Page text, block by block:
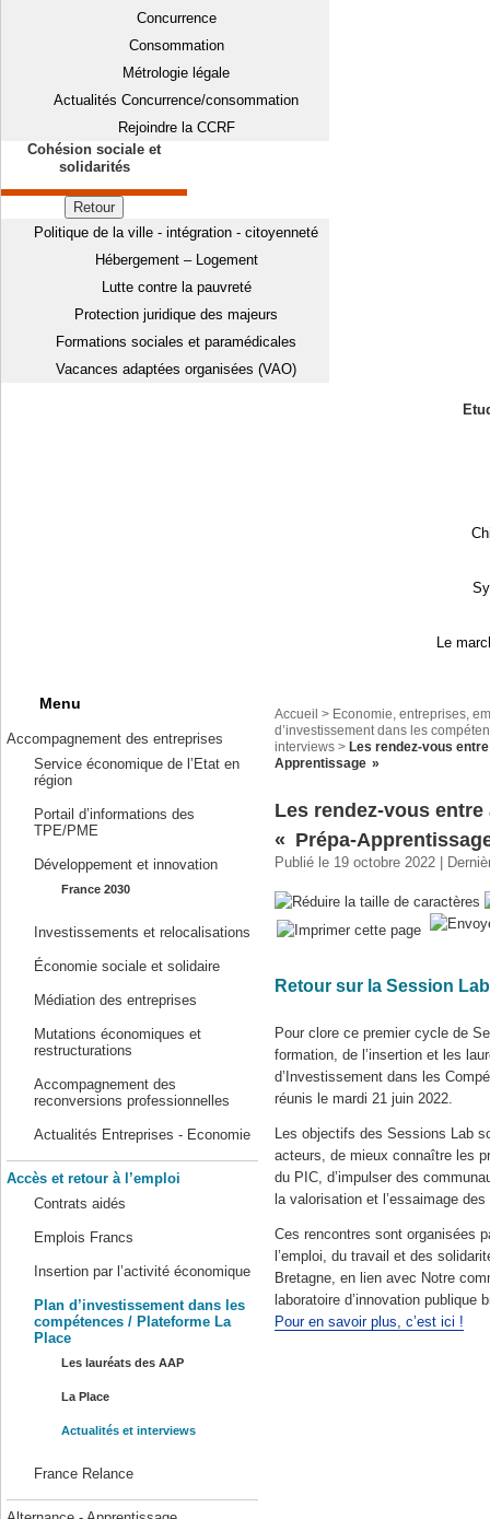
Concurrence
Consommation
Métrologie légale
Actualités Concurrence/consommation
Rejoindre la CCRF
Cohésion sociale et
solidarités
Retour
Politique de la ville - intégration - citoyenneté
Hébergement – Logement
Lutte contre la pauvreté
Protection juridique des majeurs
Formations sociales et paramédicales
Vacances adaptées organisées (VAO)
Le
Menu
Accompagnement des entreprises
Service économique de l’Etat en
région
Portail d’informations des
TPE/PME
Développement et innovation
France 2030
Investissements et relocalisations
Économie sociale et solidaire
Médiation des entreprises
Mutations économiques et
restructurations
Accompagnement des
reconversions professionnelles
Actualités Entreprises - Economie
Accès et retour à l’emploi
Contrats aidés
Emplois Francs
Insertion par l’activité économique
Plan d’investissement dans les
compétences / Plateforme La
Place
Les lauréats des AAP
La Place
Actualités et interviews
France Relance
Accueil > Economie, entreprises,
d’investissement dans les
interviews > Les rendez-vous
Apprentissage »
Les rendez-vous
« Prépa-
Publié le 19 octobre 2022 |
Retour sur la Session
Pour clore ce premier cycle de
formation, de l’insertion et les
d’Investissement dans les
réunis le mardi 21 juin 2022.
Les objectifs des Sessions Lab
acteurs, de mieux connaître les
du PIC, d’impulser des
la valorisation et l’essaimage
Ces rencontres sont organisées
l’emploi, du travail et des
Bretagne, en lien avec Notre
laboratoire d’innovation publique
Pour en savoir plus, c’est ici !